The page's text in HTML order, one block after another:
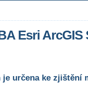
Esri ArcGIS
je určena ke zjištění